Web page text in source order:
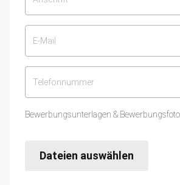
Bewerbungsunterlagen &
Dateien auswählen